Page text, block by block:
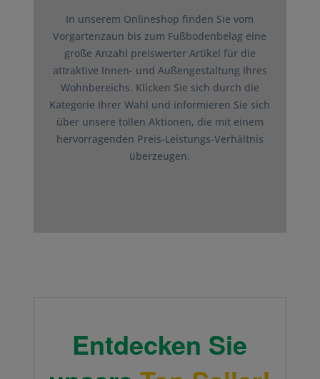
In unserem Onlineshop finden Sie vom
Vorgartenzaun bis zum Fußbodenbelag eine
große Anzahl preiswerter Artikel für die
attraktive Innen- und Außengestaltung Ihres
Wohnbereichs. Klicken Sie sich durch die
Kategorie Ihrer Wahl und informieren Sie sich
über unsere tollen Aktionen, die mit einem
hervorragenden Preis-Leistungs-Verhältnis
überzeugen.
Entdecken Sie